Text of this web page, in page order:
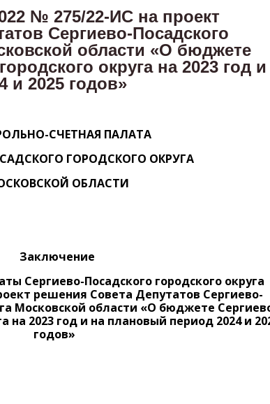
№ 275/22-ИС на проект
Сергиево-Посадского
области «О бюджете
округа на 2023 год
и 2025 годов»
СЧЕТНАЯ ПАЛАТА
ГОРОДСКОГО ОКРУГА
ОБЛАСТИ
Заключение
Сергиево-Посадского городского округа
решения Совета Депутатов Сергиево-
Московской области «О бюджете
на 2023 год и на плановый период 2024 и
годов»